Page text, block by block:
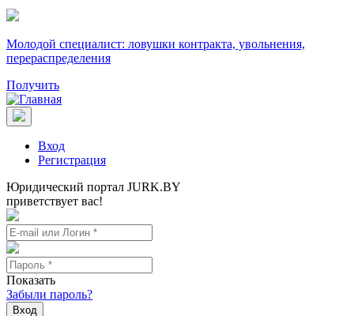
Молодой специалист: ловушки контракта, увольнения,
перераспределения
Получить
Вход
Регистрация
Юридический портал JURK.BY
приветствует вас!
Показать
Забыли пароль?
Вход